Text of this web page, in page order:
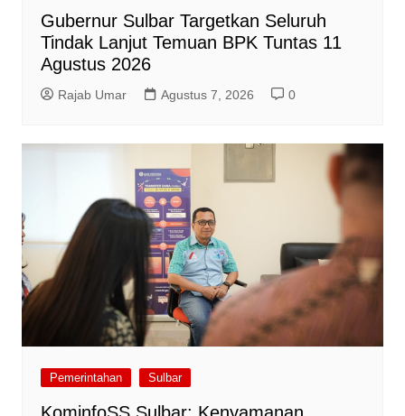
Gubernur Sulbar Targetkan Seluruh
Tindak Lanjut Temuan BPK Tuntas 11
Agustus 2026
Rajab Umar Agustus 7, 2026 0
Pemerintahan Sulbar